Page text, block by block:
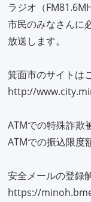
ラジオ（
市民のみなさんに
放送します。
箕面市のサイトは
http://
ATMでの特殊詐欺
ATMでの振込限度
安全メールの登録
https://